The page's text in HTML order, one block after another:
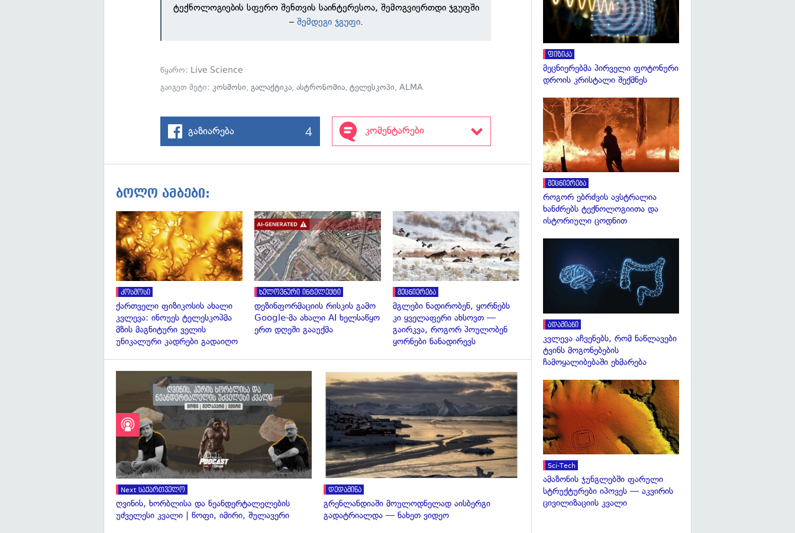
ტექნოლოგიების სფერო შენთვის საინტერესოა, შემოგვიერთდი ჯგუფში
–შემდეგი ჯგუფი.
წყარო: Live Science
გაიგეთ მეტი:კოსმოსი,გალაქტიკა,ასტრონომია,ტელესკოპი,ALMA
გაზიარება 4 კომენტარები
ბოლო ამბები:
გადახედვა
კოსმოსი
ქართველი ფიზიკოსის ახალი
კვლევა: ინოუეს ტელესკოპმა
მზის მაგნიტური ველის
უნიკალური კადრები გადაიღო
გადახედვა
ხელოვნური ინტელექტი
დეზინფორმაციის რისკის გამო
Google-მა ახალი AI ხელსაწყო
ერთ დღეში გააუქმა
გადახედვა
მეცნიერება
მგლები ნადირობენ, ყორნებს
კი ყველაფერი ახსოვთ —
გაირკვა, როგორ პოულობენ
ყორნები ნანადირევს
Next საქართველო
ღვინის, ხორბლისა და ნეანდერტალელების
უძველესი კვალი | წოფი, იმირი, შულავერი
გადახედვა
დედამიწა
გრენლანდიაში მოულოდნელად აისბერგი
გადატრიალდა — ნახეთ ვიდეო
ფიზიკა
მეცნიერებმა პირველი ფოტონური
დროის კრისტალი შექმნეს
მეცნიერება
როგორ ებრძვის ავსტრალია
ხანძრებს ტექნოლოგიითა და
ისტორიული ცოდნით
ადამიანი
კვლევა აჩვენებს, რომ ნაწლავები
ტვინს მოგონებების
ჩამოყალიბებაში ეხმარება
Sci-Tech
ამაზონის ჯუნგლებში ფარული
სტრუქტურები იპოვეს — აკვირის
ცივილიზაციის კვალი